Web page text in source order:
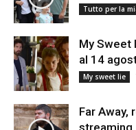
Tutto per la
My Sweet
al 14
My sweet lie
Far Away,